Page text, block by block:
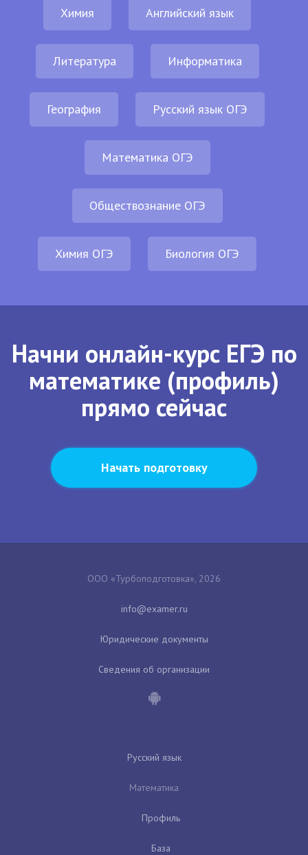
Химия Английский язык
Литература Информатика
География Русский язык ОГЭ
Математика ОГЭ
Обществознание ОГЭ
Химия ОГЭ Биология ОГЭ
Начни онлайн-курс ЕГЭ по
математике (профиль)
прямо сейчас
Начать подготовку
ООО «Турбоподготовка», 2026
Юридические документы
Сведения об организации
Русский язык
Математика
Профиль
База